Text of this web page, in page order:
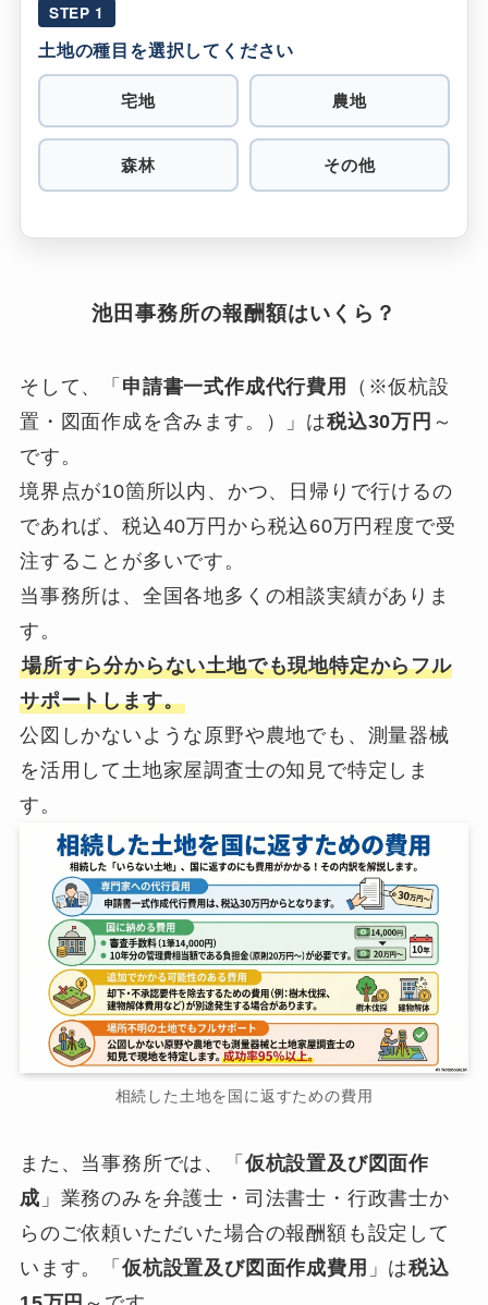
STEP 1
土地の種目を選択してください
宅地 農地
森林 その他
池田事務所の報酬額はいくら？
そして、「 申請書一式作成代行費用
（※仮杭設
置・図面作成を含みます。）」は税込30万円 ～
です。
境界点が10箇所以内、かつ、日帰りで行けるの
であれば、税込40万円から税込60万円程度で受
注することが多いです。
当事務所は、全国各地多くの相談実績がありま
す。
場所すら分からない土地でも現地特定からフル
サポートします。
公図しかないような原野や農地でも、測量器械
を活用して土地家屋調査士の知見で特定しま
す。
相続した土地を国に返すための費用
また、当事務所では、「 仮杭設置及び図面作
成 」業務のみを弁護士・司法書士・行政書士か
らのご依頼いただいた場合の報酬額も設定して
います。「 仮杭設置及び図面作成費用 」は税込